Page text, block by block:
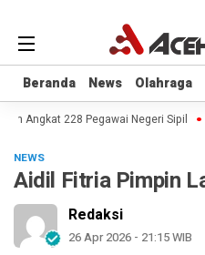
Beranda News Olahraga
Beranda News Olahraga
Angkat 228 Pegawai Negeri Sipil
NEWS
Aidil Fitria Pimpin
Redaksi
26 Apr 2026 - 21:15 WIB